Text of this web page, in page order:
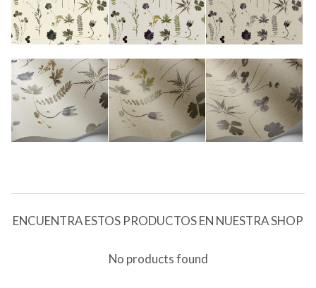
ENCUENTRA ESTOS PRODUCTOS EN NUESTRA SHOP
No products found